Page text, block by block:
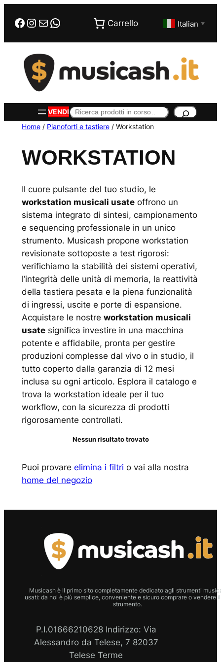
Facebook
Instagram
EmailWhatsApp Carrello Italian ▼
VENDICerca
Home/ Pianoforti e tastiere/ Workstation
WORKSTATION
Il cuore pulsante del tuo studio, le
workstation musicali usateoffrono un
sistema integrato di sintesi, campionamento
e sequencing professionale in un unico
strumento. Musicash propone workstation
revisionate sottoposte a test rigorosi:
verifichiamo la stabilità dei sistemi operativi,
l’integrità delle unità di memoria, la reattività
della tastiera pesata e la piena funzionalità
di ingressi, uscite e porte di espansione.
Acquistare le nostre workstation musicali
usatesignifica investire in una macchina
potente e affidabile, pronta per gestire
produzioni complesse dal vivo o in studio, il
tutto coperto dalla garanzia di 12 mesi
inclusa su ogni articolo. Esplora il catalogo e
trova la workstation ideale per il tuo
workflow, con la sicurezza di prodotti
rigorosamente controllati.
Nessun risultato trovato
Puoi provare elimina i filtri o vai alla nostra
home del negozio
Musicash è Il primo sito completamente dedicato agli strumenti
usati: da noi è più semplice, conveniente e sicuro comprare o vendere
strumento.
P.I.01666210628 Indirizzo: Via
Alessandro da Telese, 7 82037
Telese Terme